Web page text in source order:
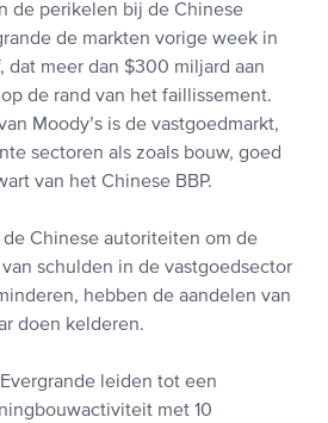
de perikelen bij de Chinese
de markten vorige week in
dat meer dan $300 miljard aan
de rand van het faillissement.
Moody’s is de vastgoedmarkt,
sectoren als zoals bouw, goed
van het Chinese BBP.
Chinese autoriteiten om de
schulden in de vastgoedsector
hebben de aandelen van
doen kelderen.
leiden tot een
met 10